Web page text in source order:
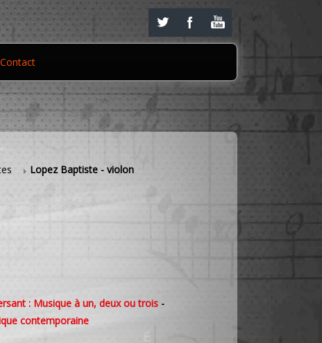
Contact
Lopez Baptiste - violon
: Musique à un, deux ou trois-
contemporaine